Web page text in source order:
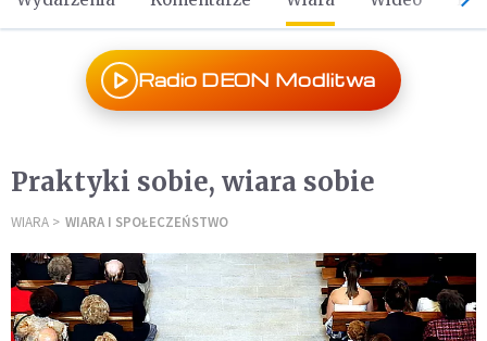
Radio DEON Modlitwa
Praktyki sobie, wiara sobie
WIARA WIARA I SPOŁECZEŃSTWO